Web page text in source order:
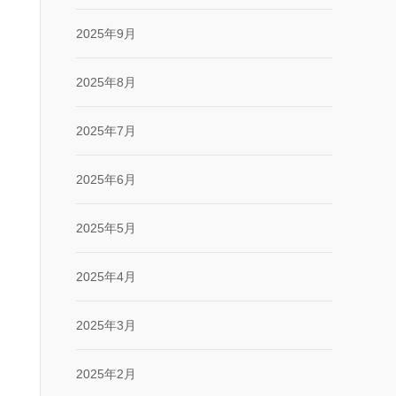
2025年9月
2025年8月
2025年7月
2025年6月
2025年5月
2025年4月
2025年3月
2025年2月